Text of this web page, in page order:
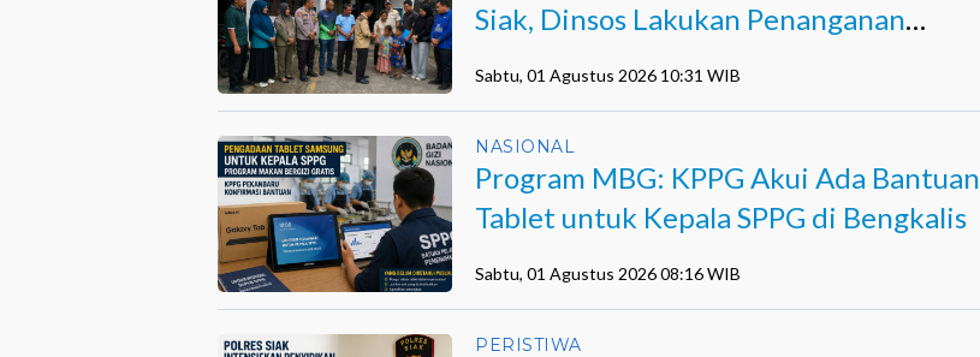
Siak, Dinsos Lakukan Penanganan
Sabtu, 01 Agustus 2026 10:31 WIB
NASIONAL
Program MBG: KPPG Akui Ada Bantuan
Tablet untuk Kepala SPPG di Bengkalis
Sabtu, 01 Agustus 2026 08:16 WIB
PERISTIWA